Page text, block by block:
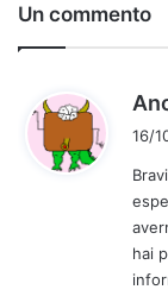
Un commento
16/
hai